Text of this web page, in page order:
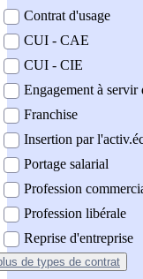
Contrat d'usage
CUI - CAE
CUI - CIE
Engagement à servir
Franchise
Insertion par
Portage salarial
Profession
Profession libérale
Reprise d'entreprise
de types de contrat